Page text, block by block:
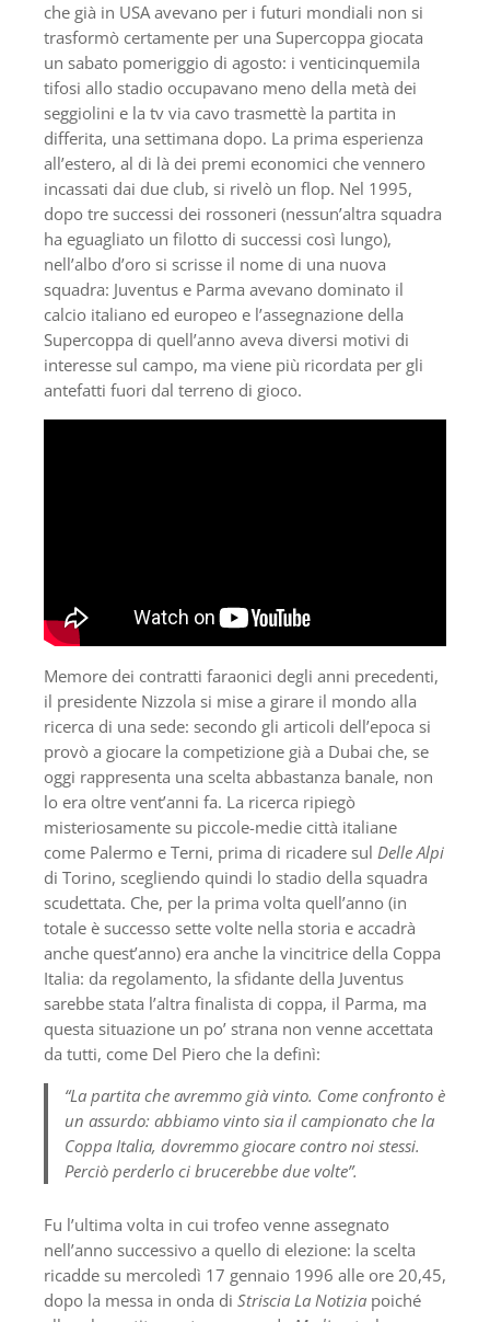
che già in USA avevano per i futuri mondiali non si
trasformò certamente per una Supercoppa giocata
un sabato pomeriggio di agosto: i venticinquemila
tifosi allo stadio occupavano meno della metà dei
seggiolini e la tv via cavo trasmettè la partita in
differita, una settimana dopo. La prima esperienza
all’estero, al di là dei premi economici che vennero
incassati dai due club, si rivelò un flop. Nel 1995,
dopo tre successi dei rossoneri (nessun’altra squadra
ha eguagliato un filotto di successi così lungo),
nell’albo d’oro si scrisse il nome di una nuova
squadra: Juventus e Parma avevano dominato il
calcio italiano ed europeo e l’assegnazione della
Supercoppa di quell’anno aveva diversi motivi di
interesse sul campo, ma viene più ricordata per gli
antefatti fuori dal terreno di gioco.
Memore dei contratti faraonici degli anni precedenti,
il presidente Nizzola si mise a girare il mondo alla
ricerca di una sede: secondo gli articoli dell’epoca si
provò a giocare la competizione già a Dubai che, se
oggi rappresenta una scelta abbastanza banale, non
lo era oltre vent’anni fa. La ricerca ripiegò
misteriosamente su piccole-medie città italiane
come Palermo e Terni, prima di ricadere sul Delle Alpi
di Torino, scegliendo quindi lo stadio della squadra
scudettata. Che, per la prima volta quell’anno (in
totale è successo sette volte nella storia e accadrà
anche quest’anno) era anche la vincitrice della Coppa
Italia: da regolamento, la sfidante della Juventus
sarebbe stata l’altra finalista di coppa, il Parma, ma
questa situazione un po’ strana non venne accettata
da tutti, come Del Piero che la definì:
“La partita che avremmo già vinto. Come confronto è
un assurdo: abbiamo vinto sia il campionato che la
Coppa Italia, dovremmo giocare contro noi stessi.
Perciò perderlo ci brucerebbe due volte”.
Fu l’ultima volta in cui trofeo venne assegnato
nell’anno successivo a quello di elezione: la scelta
ricadde su mercoledì 17 gennaio 1996 alle ore 20,45,
dopo la messa in onda di Striscia La Notizia poiché